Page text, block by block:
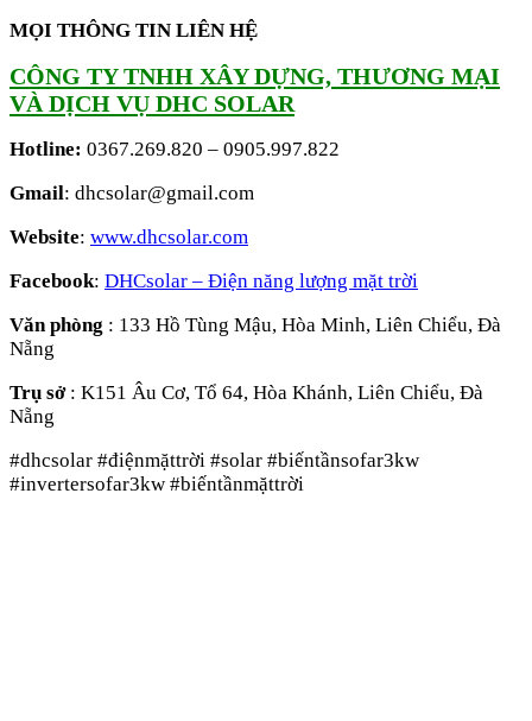
MỌI THÔNG TIN LIÊN HỆ
CÔNG TY TNHH XÂY DỰNG, THƯƠNG MẠI
VÀ DỊCH VỤ DHC SOLAR
Hotline: 0367.269.820 – 0905.997.822
Gmail: dhcsolar@gmail.com
Website: www.dhcsolar.com
Facebook: DHCsolar – Điện năng lượng mặt trời
Văn phòng : 133 Hồ Tùng Mậu, Hòa Minh, Liên Chiểu, Đà
Nẵng
Trụ sở: K151 Âu Cơ, Tổ 64, Hòa Khánh, Liên Chiểu, Đà
Nẵng
#dhcsolar #điệnmặttrời #solar #biếntầnsofar3kw
#invertersofar3kw #biếntầnmặttrời